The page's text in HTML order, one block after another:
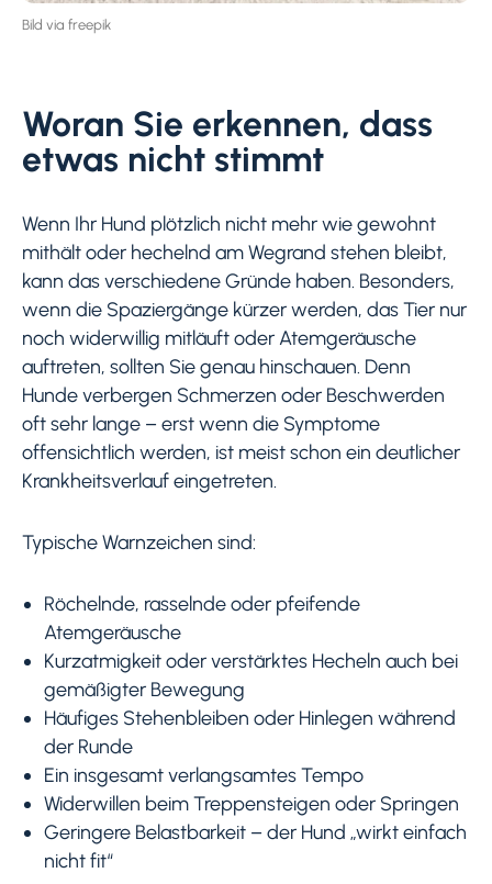
Bild via freepik
Woran Sie erkennen, dass
etwas nicht stimmt
Wenn Ihr Hund plötzlich nicht mehr wie gewohnt
mithält oder hechelnd am Wegrand stehen bleibt,
kann das verschiedene Gründe haben. Besonders,
wenn die Spaziergänge kürzer werden, das Tier nur
noch widerwillig mitläuft oder Atemgeräusche
auftreten, sollten Sie genau hinschauen. Denn
Hunde verbergen Schmerzen oder Beschwerden
oft sehr lange – erst wenn die Symptome
offensichtlich werden, ist meist schon ein deutlicher
Krankheitsverlauf eingetreten.
Typische Warnzeichen sind:
Röchelnde, rasselnde oder pfeifende
Atemgeräusche
Kurzatmigkeit oder verstärktes Hecheln auch bei
gemäßigter Bewegung
Häufiges Stehenbleiben oder Hinlegen während
der Runde
Ein insgesamt verlangsamtes Tempo
Widerwillen beim Treppensteigen oder Springen
Geringere Belastbarkeit – der Hund „wirkt einfach
nicht fit“